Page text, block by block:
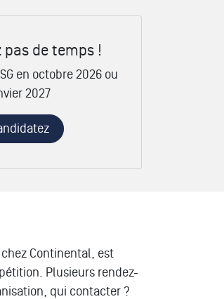
pas de temps !
en octobre 2026 ou
2027
Continental, est
Plusieurs rendez-
qui contacter ?